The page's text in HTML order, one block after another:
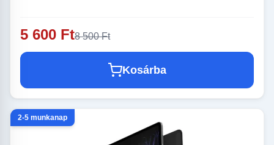
5 600 Ft8 500 Ft
Kosárba
2-5 munkanap